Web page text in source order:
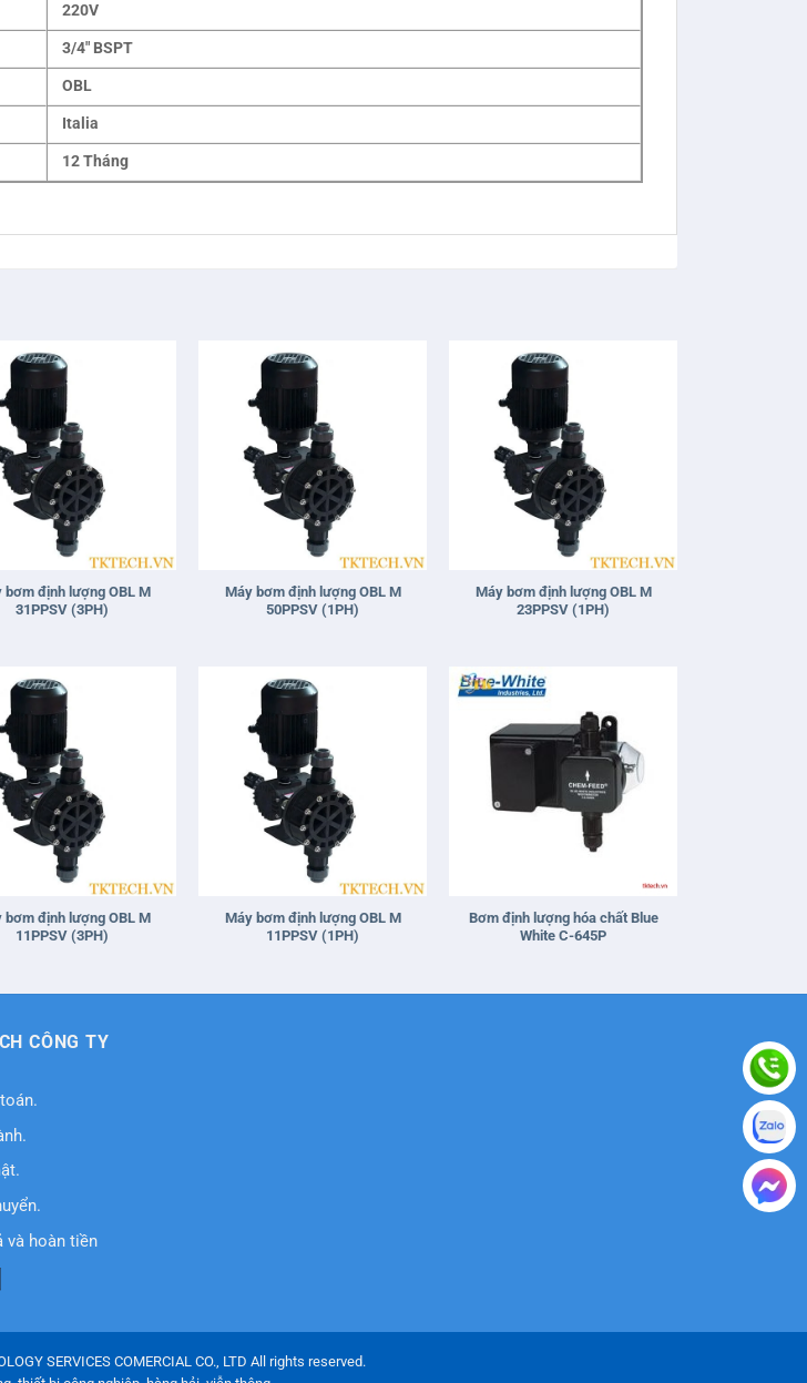
220V
3/4″ BSPT
OBL
Italia
12 Tháng
bơm định lượng OBL M
31PPSV (3PH)
Máy bơm định lượng OBL M
50PPSV (1PH)
Máy bơm định lượng OBL M
23PPSV (1PH)
bơm định lượng OBL M
11PPSV (3PH)
Máy bơm định lượng OBL M
11PPSV (1PH)
Bơm định lượng hóa chất Blue
White C-645P
CÔNG TY
và hoàn tiền
SERVICES COMERCIAL CO., LTD All rights reserved.